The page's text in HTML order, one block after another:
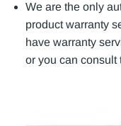
We are the only
product warranty
have warranty
or you can consult